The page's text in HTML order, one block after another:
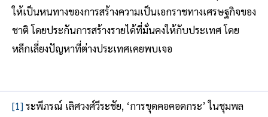
ให้เป็นหนทางของการสร้างความเป็นเอกราชทางเศรษฐกิจของ
ชาติ โดยประกันการสร้างรายได้ที่มั่นคงให้กับประเทศ โดย
หลีกเลี่ยงปัญหาที่ต่างประเทศเคยพบเจอ
[1]ระพีภรณ์ เลิศวงศ์วีระชัย, ‘การขุดคอคอดกระ’ ในชุมพล